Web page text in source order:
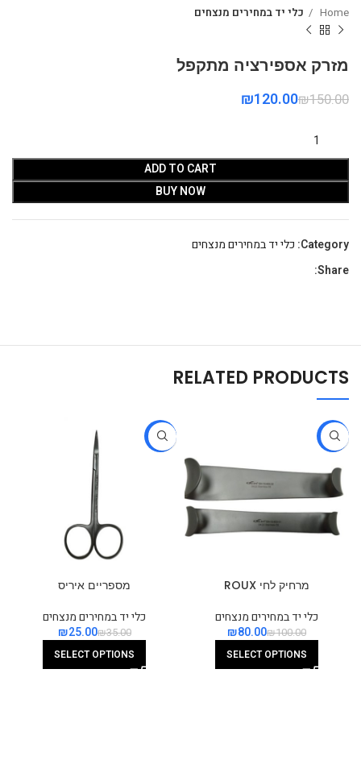
Home כלי יד במחירים מנצחים
מזרק אספירציה מתקפל
₪150.00
₪120.00
ADD TO CART
BUY NOW
Category: כלי יד במחירים מנצחים
Share:
RELATED PRODUCTS
-20%
מרחיק לחי ROUX
כלי יד במחירים מנצחים
₪100.00
₪80.00
SELECT OPTIONS
-29%
מספריים איריס
כלי יד במחירים מנצחים
₪35.00
₪25.00
SELECT OPTIONS